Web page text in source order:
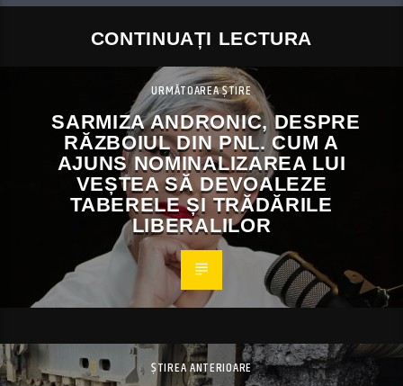
CONTINUAȚI LECTURA
URMĂTOAREA ȘTIRE
SARMIZA ANDRONIC, DESPRE
RĂZBOIUL DIN PNL. CUM A
AJUNS NOMINALIZAREA LUI
VEȘTEA SĂ DEVOALEZE
TABERELE ȘI TRĂDĂRILE
LIBERALILOR
ȘTIREA ANTERIOARE